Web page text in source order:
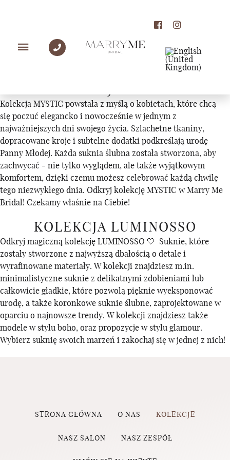
KOLEKCJE
Kolekcja MYSTIC powstała z myślą o kobietach, które chcą
się poczuć elegancko i nowocześnie w jednym z
najważniejszych dni swojego życia. Szlachetne tkaniny,
dopracowane kroje i subtelne dodatki podkreślają urodę
Panny Młodej. Każda suknia ślubna została stworzona, aby
zachwycać - nie tylko wyglądem, ale także wyjątkowym
komfortem, dzięki czemu możesz celebrować każdą chwilę
tego niezwykłego dnia. Odkryj kolekcję MYSTIC w Marry Me
Bridal! Czekamy właśnie na Ciebie!
KOLEKCJA LUMINOSSO
Odkryj magiczną kolekcję LUMINOSSO 🤍 Suknie, które
zostały stworzone z najwyższą dbałością o detale i
wyrafinowane materiały. W kolekcji znajdziesz m.in.
minimalistyczne suknie z delikatnymi zdobieniami lub
całkowicie gładkie, które pozwolą pięknie wyeksponować
urodę, a także koronkowe suknie ślubne, zaprojektowane w
oparciu o najnowsze trendy. W kolekcji znajdziesz także
modele w stylu boho, oraz propozycje w stylu glamour.
Wybierz suknię swoich marzeń i zakochaj się w jednej z nich!
STRONA GŁÓWNA O NAS KOLEKCJE
NASZ SALON NASZ ZESPÓŁ